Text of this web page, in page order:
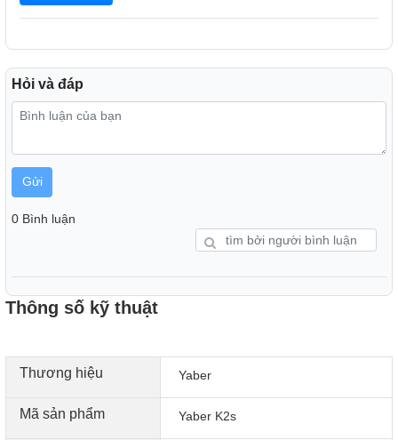
Hỏi và đáp
Gửi
0 Bình luận
Thông số kỹ thuật
Thương hiệu Yaber
Mã sản phẩm Yaber K2s